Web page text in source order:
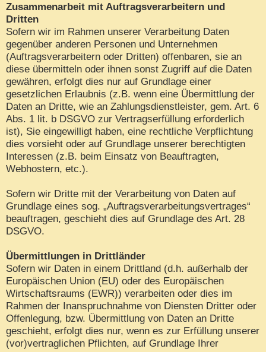
Zusammenarbeit mit Auftragsverarbeitern und
Dritten
Sofern wir im Rahmen unserer Verarbeitung Daten
gegenüber anderen Personen und Unternehmen
(Auftragsverarbeitern oder Dritten) offenbaren, sie an
diese übermitteln oder ihnen sonst Zugriff auf die Daten
gewähren, erfolgt dies nur auf Grundlage einer
gesetzlichen Erlaubnis (z.B. wenn eine Übermittlung der
Daten an Dritte, wie an Zahlungsdienstleister, gem. Art. 6
Abs. 1 lit. b DSGVO zur Vertragserfüllung erforderlich
ist), Sie eingewilligt haben, eine rechtliche Verpflichtung
dies vorsieht oder auf Grundlage unserer berechtigten
Interessen (z.B. beim Einsatz von Beauftragten,
Webhostern, etc.).
Sofern wir Dritte mit der Verarbeitung von Daten auf
Grundlage eines sog. „Auftragsverarbeitungsvertrages“
beauftragen, geschieht dies auf Grundlage des Art. 28
DSGVO.
Übermittlungen in Drittländer
Sofern wir Daten in einem Drittland (d.h. außerhalb der
Europäischen Union (EU) oder des Europäischen
Wirtschaftsraums (EWR)) verarbeiten oder dies im
Rahmen der Inanspruchnahme von Diensten Dritter oder
Offenlegung, bzw. Übermittlung von Daten an Dritte
geschieht, erfolgt dies nur, wenn es zur Erfüllung unserer
(vor)vertraglichen Pflichten, auf Grundlage Ihrer